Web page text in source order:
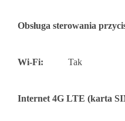
Obsługa sterowania
Wi-Fi: Tak
Internet 4G LTE (karta